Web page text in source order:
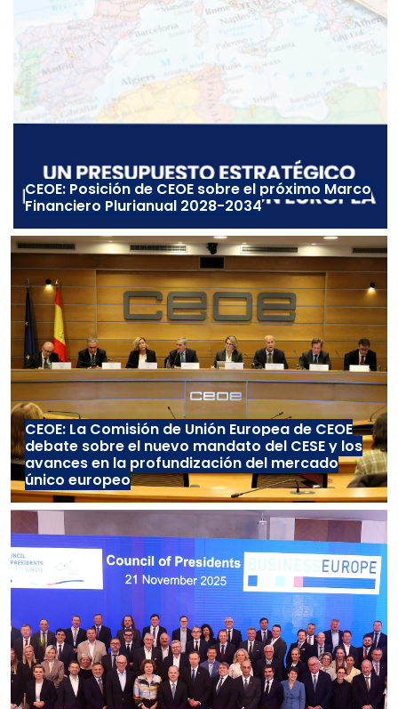
CEOE: Posición de CEOE sobre el próximo Marco
Financiero Plurianual 2028-2034
CEOE: La Comisión de Unión Europea de CEOE
debate sobre el nuevo mandato del CESE y los
avances en la profundización del mercado
único europeo